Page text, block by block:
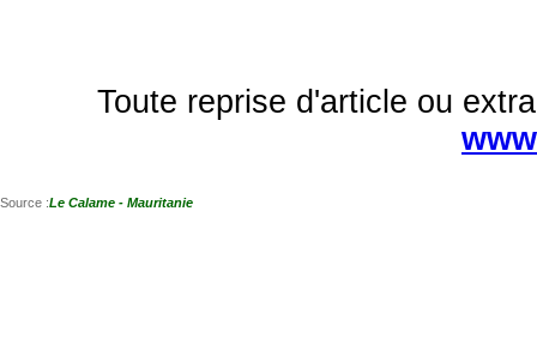
Toute reprise d'article ou
Source :Le Calame - Mauritanie